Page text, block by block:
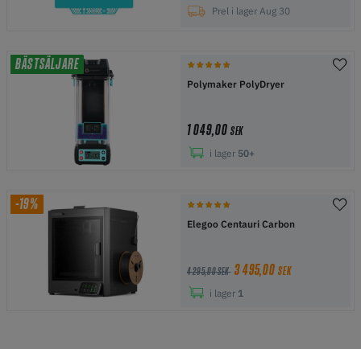
Prel i lager Aug 30
BÄSTSÄLJARE
Polymaker PolyDryer
1 049,00 SEK
i lager 50+
-19%
Elegoo Centauri Carbon
4 295,00 SEK 3 495,00SEK
i lager 1